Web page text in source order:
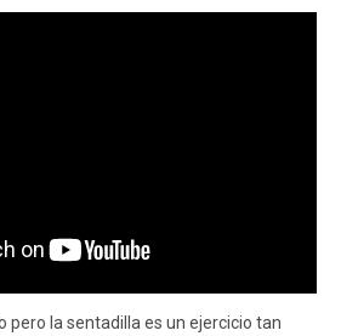
pero la sentadilla es un ejercicio tan